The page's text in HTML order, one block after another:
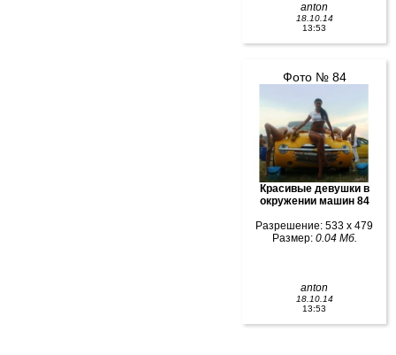
anton
18.10.14
13:53
Фото № 84
Красивые девушки в
окружении машин 84
Разрешение: 533 x 479
Размер: 0.04 Мб.
anton
18.10.14
13:53